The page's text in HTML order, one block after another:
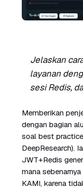
Jelaskan
layanan
sesi Redis,
Memberikan
dengan bagian
soal best
DeepResearch).
JWT+Redis
mana
KAMI, karena